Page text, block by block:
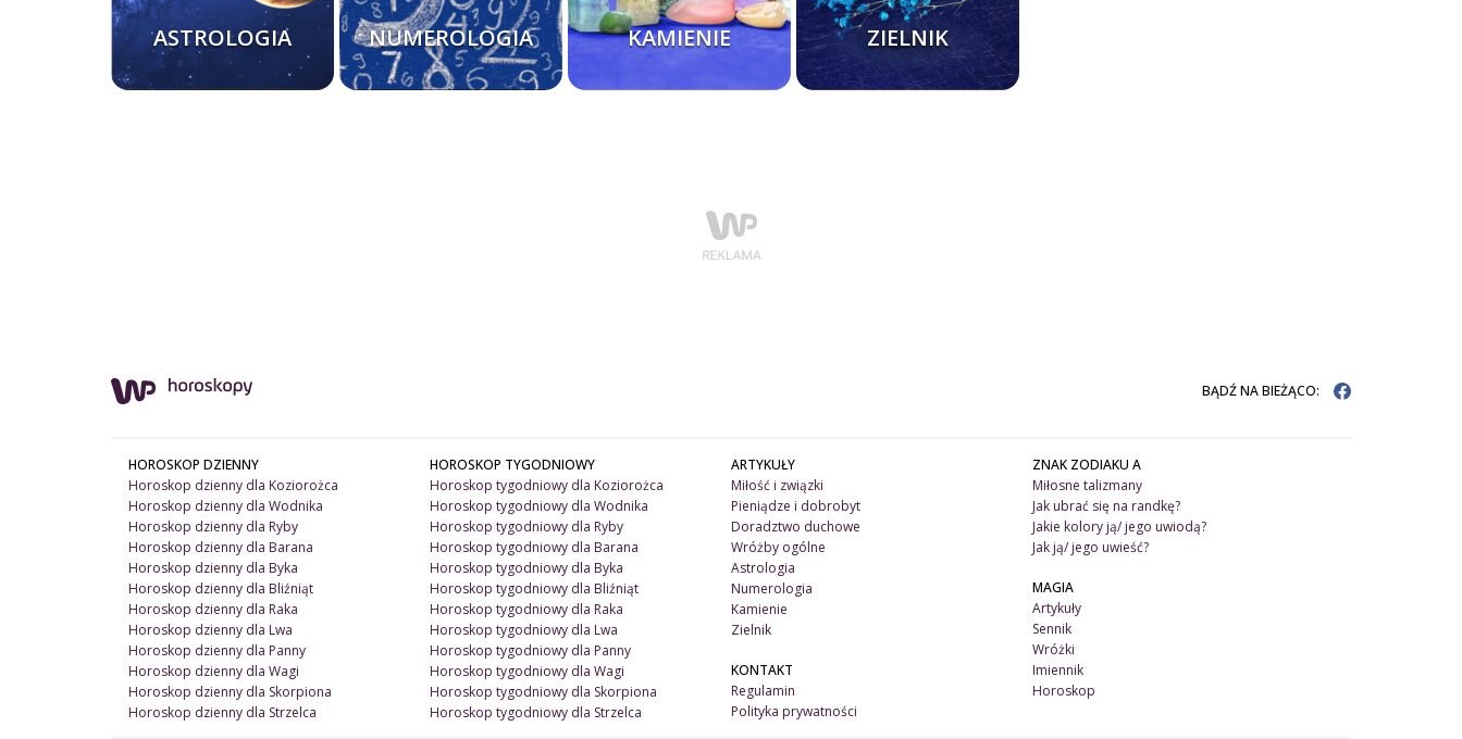
ASTROLOGIA NUMEROLOGIA KAMIENIE ZIELNIK
BĄDŹ NA BIEŻĄCO:
HOROSKOP DZIENNY
Horoskop dzienny dla Koziorożca
Horoskop dzienny dla Wodnika
Horoskop dzienny dla Ryby
Horoskop dzienny dla Barana
Horoskop dzienny dla Byka
Horoskop dzienny dla Bliźniąt
Horoskop dzienny dla Raka
Horoskop dzienny dla Lwa
Horoskop dzienny dla Panny
Horoskop dzienny dla Wagi
Horoskop dzienny dla Skorpiona
Horoskop dzienny dla Strzelca
HOROSKOP TYGODNIOWY
Horoskop tygodniowy dla Koziorożca
Horoskop tygodniowy dla Wodnika
Horoskop tygodniowy dla Ryby
Horoskop tygodniowy dla Barana
Horoskop tygodniowy dla Byka
Horoskop tygodniowy dla Bliźniąt
Horoskop tygodniowy dla Raka
Horoskop tygodniowy dla Lwa
Horoskop tygodniowy dla Panny
Horoskop tygodniowy dla Wagi
Horoskop tygodniowy dla Skorpiona
Horoskop tygodniowy dla Strzelca
ARTYKUŁY
Miłość i związki
Pieniądze i dobrobyt
Doradztwo duchowe
Wróżby ogólne
Astrologia
Numerologia
Kamienie
Zielnik
KONTAKT
Regulamin
Polityka prywatności
ZNAK ZODIAKU A
Miłosne talizmany
Jak ubrać się na randkę?
Jakie kolory ją/ jego uwiodą?
Jak ją/ jego uwieść?
MAGIA
Artykuły
Sennik
Wróżki
Imiennik
Horoskop